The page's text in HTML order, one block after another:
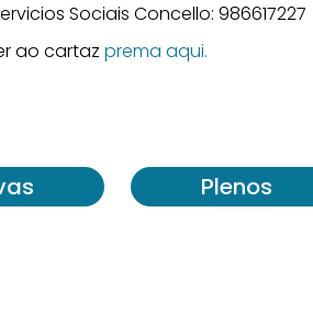
Concello: 986617227
ao cartaz prema aqui.
Plenos